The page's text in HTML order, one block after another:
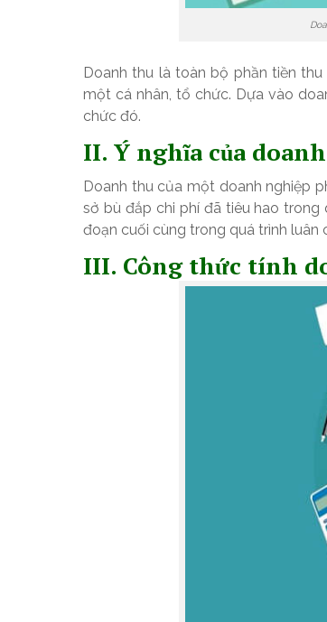
Doanh thu là toàn bộ phần tiền
một cá nhân, tổ chức. Dựa vào
chức đó.
II. Ý nghĩa của
Doanh thu của một doanh nghiệp
sở bù đắp chi phí đã tiêu hao trong
đoạn cuối cùng trong quá trình luân
III. Công thức tính